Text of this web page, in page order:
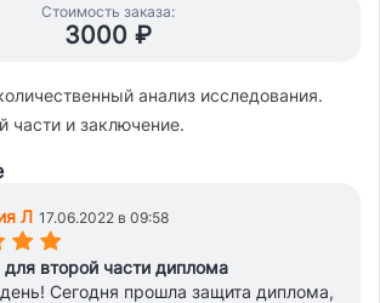
Стоимость заказа:
3000 ₽
анализ исследования.
части и заключение.
Л 17.06.2022 в 09:58
(*)(*)
второй части диплома
Сегодня прошла защита диплома,